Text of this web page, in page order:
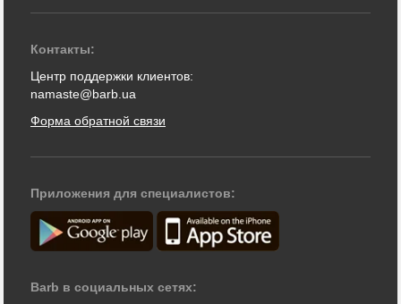
Контакты:
Центр поддержки клиентов:
namaste@barb.ua
Форма обратной связи
Приложения для специалистов:
Barb в социальных сетях: